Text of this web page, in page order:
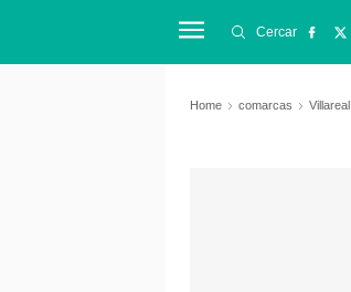
Cercar
Home comarcas Villareal